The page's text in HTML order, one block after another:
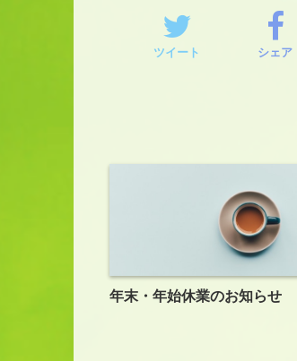
ツイート シェア
年末・年始休業のお知らせ